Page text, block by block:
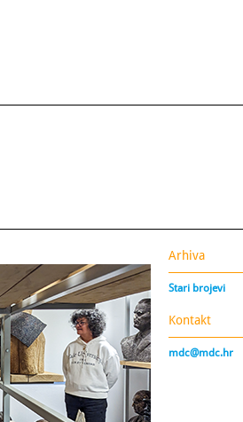
Arhiva
Stari brojevi
Kontakt
mdc@mdc.hr